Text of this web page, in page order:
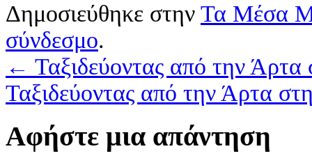
Δημοσιεύθηκε στην Τα Μέσα
σύνδεσμο.
← Ταξιδεύοντας από την
Ταξιδεύοντας από την Άρτα
Αφήστε μια απάντηση